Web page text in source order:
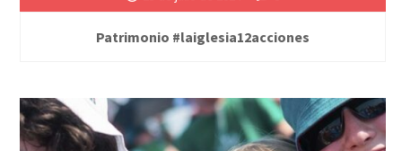
Patrimonio #laiglesia12acciones